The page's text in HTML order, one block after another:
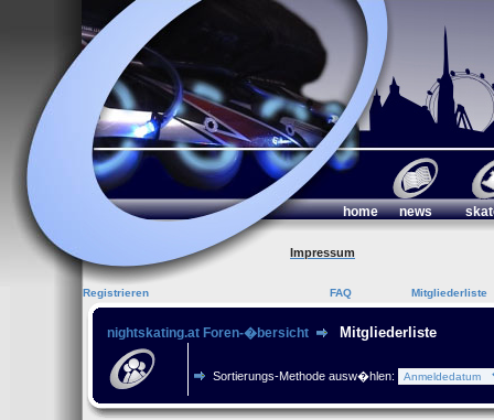
home news
Impressum
Registrieren FAQ Mitgliederliste
nightskating.at Foren-�bersicht Mitgliederliste
Sortierungs-Methode ausw�hlen: